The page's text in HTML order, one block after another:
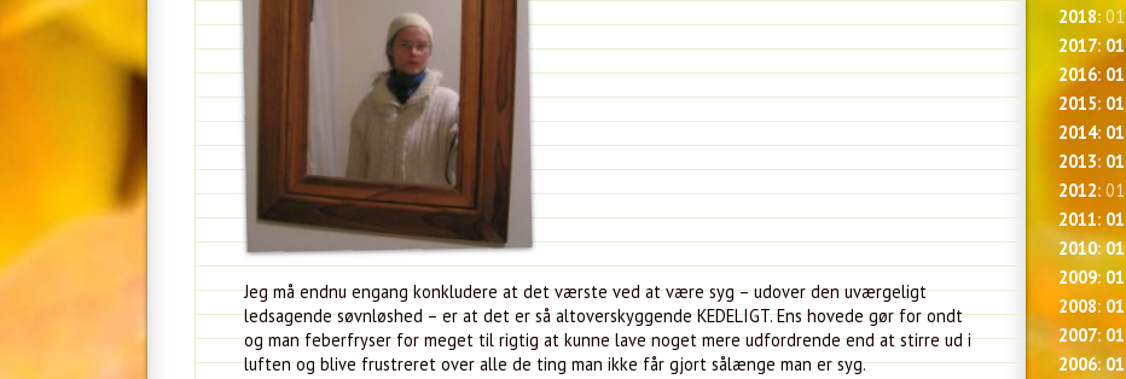
Jeg må endnu engang konkludere at det værste ved at være syg – udover den uværgeligt
ledsagende søvnløshed – er at det er så altoverskyggende KEDELIGT. Ens hovede gør for ondt
og man feberfryser for meget til rigtig at kunne lave noget mere udfordrende end at stirre ud i
luften og blive frustreret over alle de ting man ikke får gjort sålænge man er syg.
2018: 01
2017: 01
2016: 01
2015: 01
2014: 01
2013: 01
2012: 01
2011: 01
2010: 01
2009: 01
2008: 01
2007: 01
2006: 01